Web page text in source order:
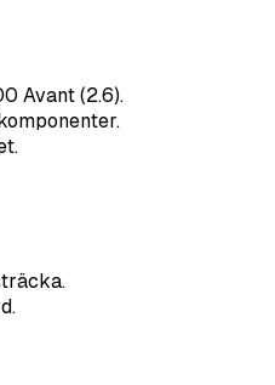
Avant (2.6).